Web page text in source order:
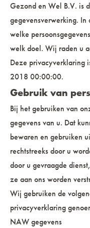
Gezond en Wel B.V. is
gegevensverwerking.
welke
welk doel. Wij raden u
Deze privacyverklaring
2018 00:00:00.
Gebruik van
Bij het gebruiken van
gegevens van u. Dat
bewaren en gebruiken
rechtstreeks door u
door u gevraagde
ze aan ons worden
Wij gebruiken de
privacyverklaring
NAW gegevens